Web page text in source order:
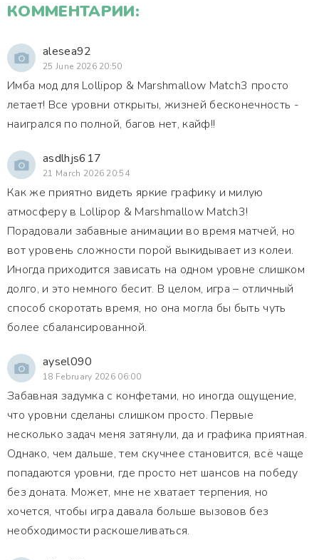
КОММЕНТАРИИ:
alesea92
25 June 2026 20:50
Имба мод для Lollipop & Marshmallow Match3 просто
летает! Все уровни открыты, жизней бесконечность -
наигрался по полной, багов нет, кайф!!
asdlhjs617
21 March 2026 20:54
Как же приятно видеть яркие графику и милую
атмосферу в Lollipop & Marshmallow Match3!
Порадовали забавные анимации во время матчей, но
вот уровень сложности порой выкидывает из колеи.
Иногда приходится зависать на одном уровне слишком
долго, и это немного бесит. В целом, игра – отличный
способ скоротать время, но она могла бы быть чуть
более сбалансированной.
aysel090
18 February 2026 06:00
Забавная задумка с конфетами, но иногда ощущение,
что уровни сделаны слишком просто. Первые
несколько задач меня затянули, да и графика приятная.
Однако, чем дальше, тем скучнее становится, всё чаще
попадаются уровни, где просто нет шансов на победу
без доната. Может, мне не хватает терпения, но
хочется, чтобы игра давала больше вызовов без
необходимости раскошеливаться.